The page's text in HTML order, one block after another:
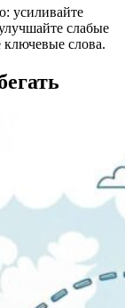
усиливайте
слабые
слова.